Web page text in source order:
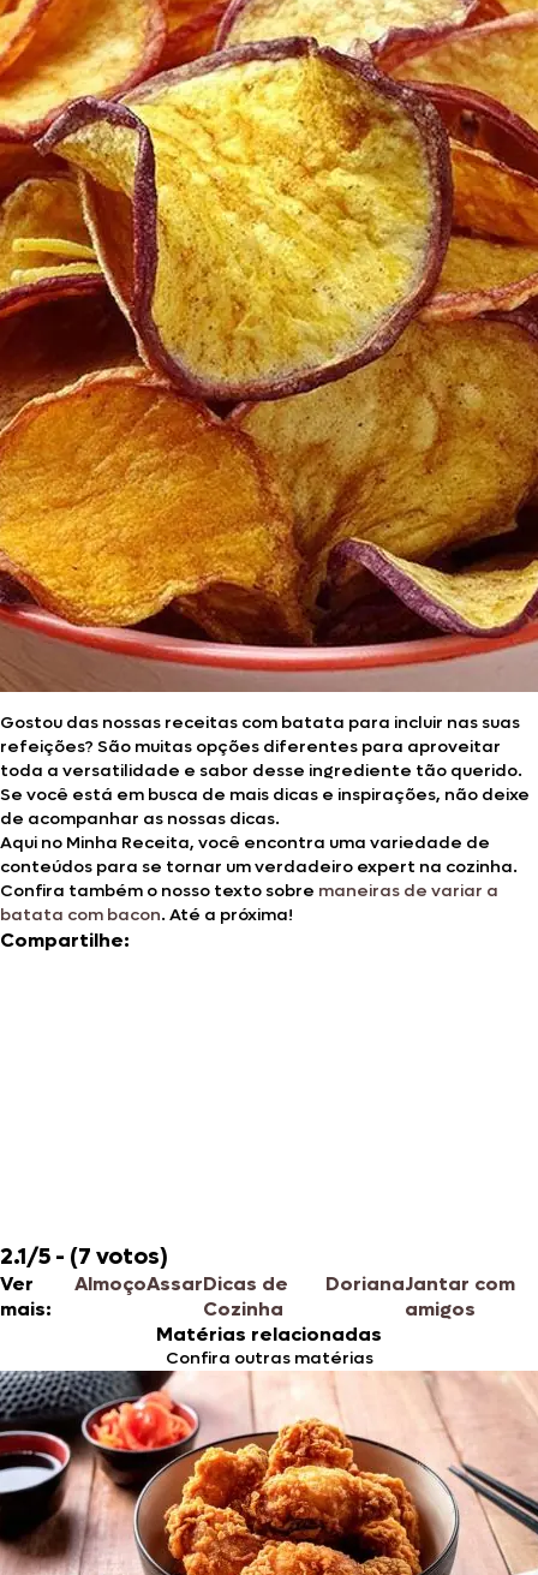
Gostou das nossas receitas com batata para incluir nas suas
refeições? São muitas opções diferentes para aproveitar
toda a versatilidade e sabor desse ingrediente tão querido.
Se você está em busca de mais dicas e inspirações, não deixe
de acompanhar as nossas dicas.
Aqui no Minha Receita, você encontra uma variedade de
conteúdos para se tornar um verdadeiro expert na cozinha.
Confira também o nosso texto sobre maneiras de variar a
batata com bacon. Até a próxima!
Compartilhe:
2.1/5 - (7 votos)
Ver
mais:
AlmoçoAssarDicas de
Cozinha
DorianaJantar com
amigos
Matérias relacionadas
Confira outras matérias